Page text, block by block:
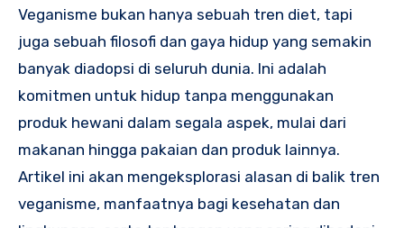
Veganisme bukan hanya sebuah tren diet, tapi
juga sebuah filosofi dan gaya hidup yang semakin
banyak diadopsi di seluruh dunia. Ini adalah
komitmen untuk hidup tanpa menggunakan
produk hewani dalam segala aspek, mulai dari
makanan hingga pakaian dan produk lainnya.
Artikel ini akan mengeksplorasi alasan di balik tren
veganisme, manfaatnya bagi kesehatan dan